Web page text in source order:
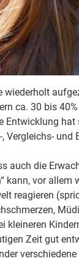
wiederholt
ca. 30 bis
Entwicklung
Vergleichs-
auch die
kann, vor
reagieren
kleineren
Zeit gut